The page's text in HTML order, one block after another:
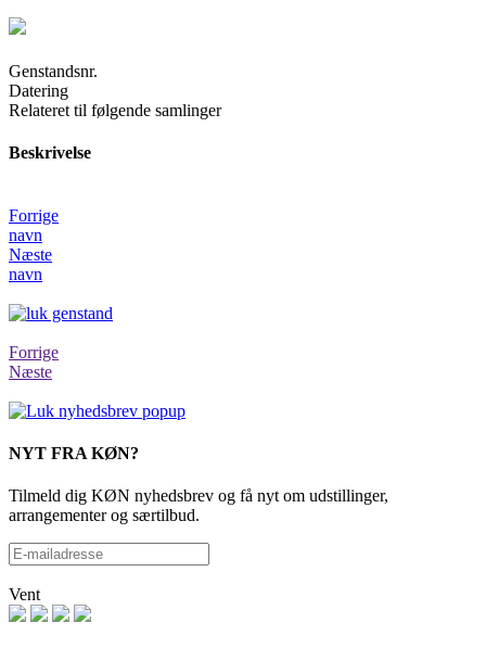
Genstandsnr.
Datering
Relateret til følgende samlinger
Beskrivelse
Forrige
navn
Næste
navn
Forrige
Næste
NYT FRA KØN?
Tilmeld dig KØN nyhedsbrev og få nyt om udstillinger,
arrangementer og særtilbud.
Vent